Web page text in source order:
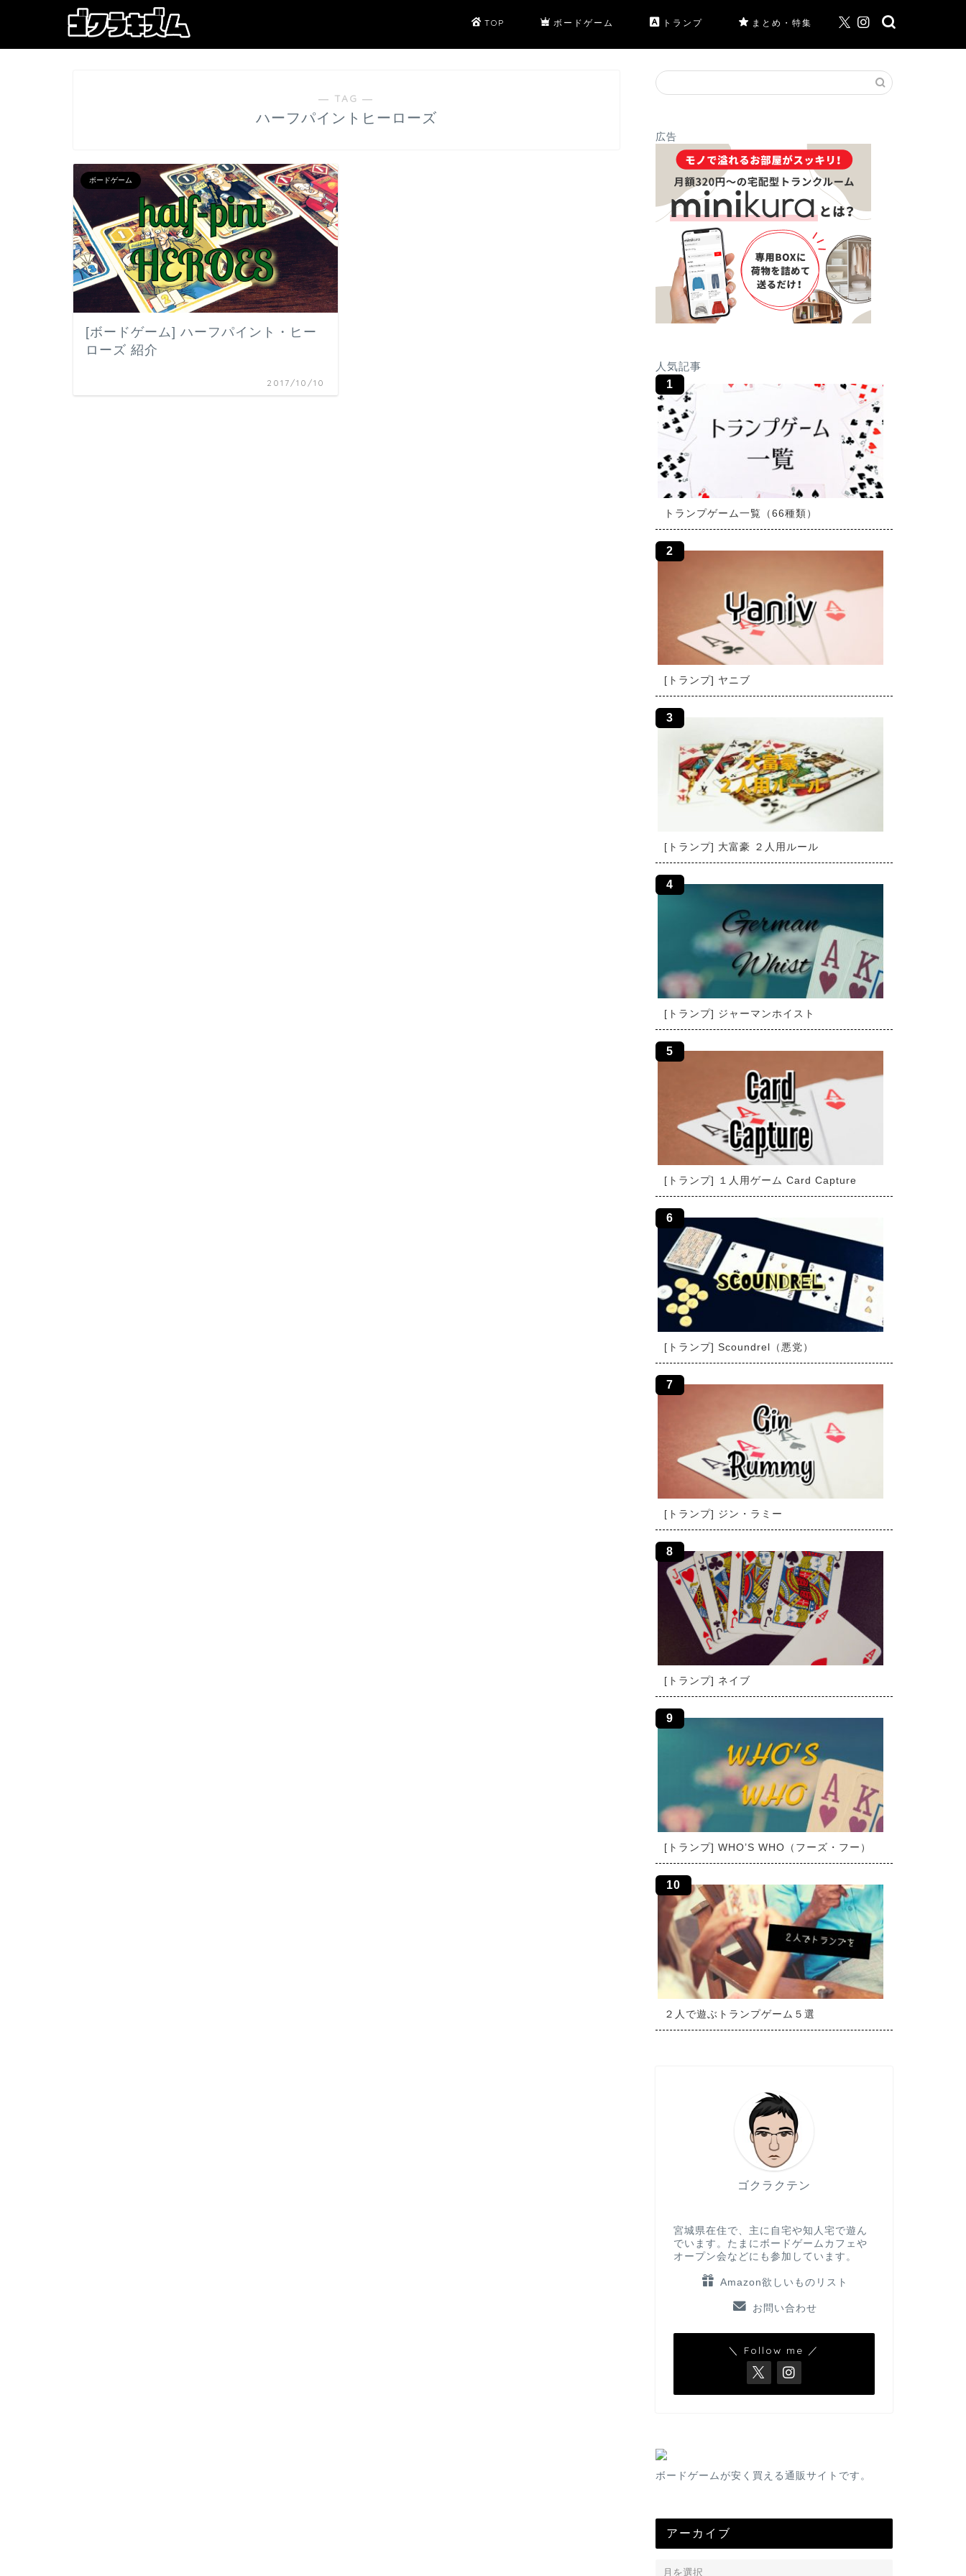
TOP ボードゲーム トランプ まとめ・特集
― TAG ―
ハーフパイントヒーローズ
ボードゲーム
[ボードゲーム] ハーフパイント・ヒー
ローズ 紹介
2017/10/10
広告
人気記事
トランプゲーム一覧（66種類）
[トランプ] ヤニブ
[トランプ] 大富豪 ２人用ルール
[トランプ] ジャーマンホイスト
[トランプ] １人用ゲーム Card Capture
[トランプ] Scoundrel（悪党）
[トランプ] ジン・ラミー
[トランプ] ネイブ
[トランプ] WHO’S WHO（フーズ・フー）
２人で遊ぶトランプゲーム５選
ゴクラクテン
宮城県在住で、主に自宅や知人宅で遊ん
でいます。たまにボードゲームカフェや
オープン会などにも参加しています。
Amazon欲しいものリスト
お問い合わせ
＼ Follow me ／
ボードゲームが安く買える通販サイトです。
アーカイブ